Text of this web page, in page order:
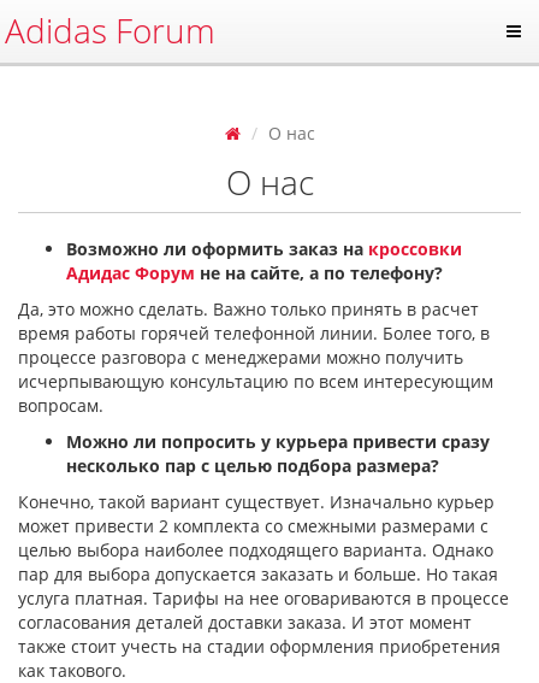
Adidas Forum
О нас
О нас
Возможно ли оформить заказ на кроссовки
Адидас Форум не на сайте, а по телефону?
Да, это можно сделать. Важно только принять в расчет
время работы горячей телефонной линии. Более того, в
процессе разговора с менеджерами можно получить
исчерпывающую консультацию по всем интересующим
вопросам.
Можно ли попросить у курьера привести сразу
несколько пар с целью подбора размера?
Конечно, такой вариант существует. Изначально курьер
может привести 2 комплекта со смежными размерами с
целью выбора наиболее подходящего варианта. Однако
пар для выбора допускается заказать и больше. Но такая
услуга платная. Тарифы на нее оговариваются в процессе
согласования деталей доставки заказа. И этот момент
также стоит учесть на стадии оформления приобретения
как такового.